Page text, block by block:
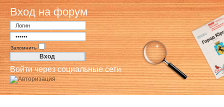
Вход на форум
Запомнить
Войти через социальные сети